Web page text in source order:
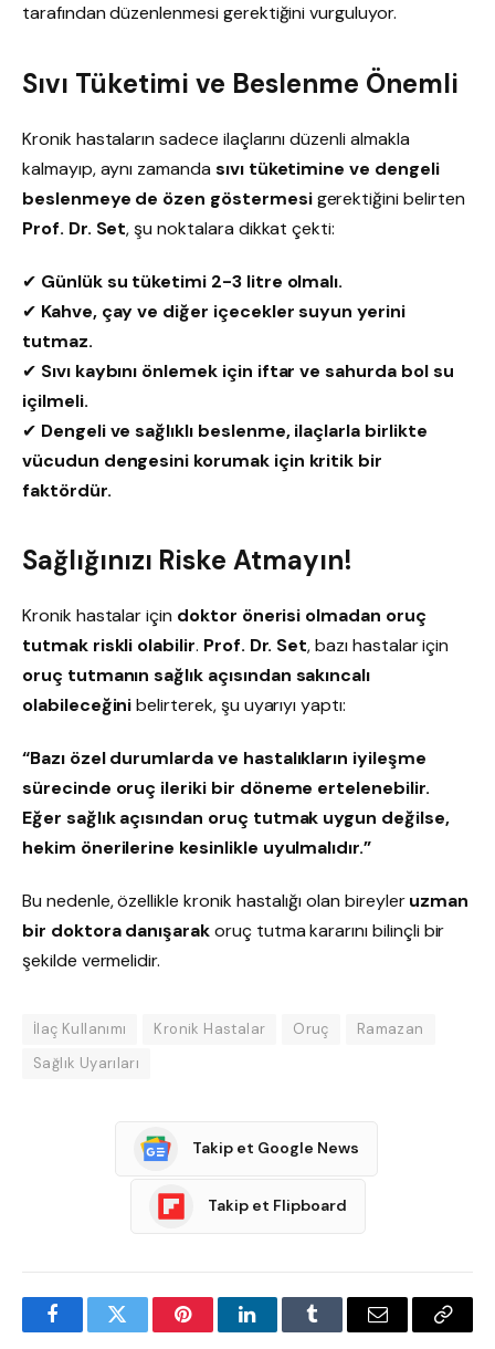
tarafından düzenlenmesi gerektiğini vurguluyor.
Sıvı Tüketimi ve Beslenme Önemli
Kronik hastaların sadece ilaçlarını düzenli almakla
kalmayıp, aynı zamanda sıvı tüketimine ve dengeli
beslenmeye de özen göstermesigerektiğini belirten
Prof. Dr. Set, şu noktalara dikkat çekti:
✔ Günlük su tüketimi 2-3 litre olmalı.
✔ Kahve, çay ve diğer içecekler suyun yerini
tutmaz.
✔ Sıvı kaybını önlemek için iftar ve sahurda bol su
içilmeli.
✔ Dengeli ve sağlıklı beslenme, ilaçlarla birlikte
vücudun dengesini korumak için kritik bir
faktördür.
Sağlığınızı Riske Atmayın!
Kronik hastalar için doktor önerisi olmadan oruç
tutmak riskli olabilir. Prof. Dr. Set, bazı hastalar için
oruç tutmanın sağlık açısından sakıncalı
olabileceğinibelirterek, şu uyarıyı yaptı:
“Bazı özel durumlarda ve hastalıkların iyileşme
sürecinde oruç ileriki bir döneme ertelenebilir.
Eğer sağlık açısından oruç tutmak uygun değilse,
hekim önerilerine kesinlikle uyulmalıdır.”
Bu nedenle, özellikle kronik hastalığı olan bireyleruzman
bir doktora danışarakoruç tutma kararını bilinçli bir
şekilde vermelidir.
İlaç Kullanımı Kronik Hastalar Oruç
Ramazan
Sağlık Uyarıları
Takip et Google News
Takip et Flipboard
FacebookTwitter PinterestLinkedInTumblr Email Copy